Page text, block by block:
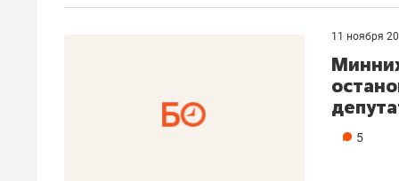
11 ноября
5
Рекомендуем
150